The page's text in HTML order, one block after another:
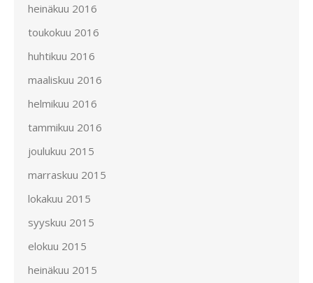
heinäkuu 2016
toukokuu 2016
huhtikuu 2016
maaliskuu 2016
helmikuu 2016
tammikuu 2016
joulukuu 2015
marraskuu 2015
lokakuu 2015
syyskuu 2015
elokuu 2015
heinäkuu 2015